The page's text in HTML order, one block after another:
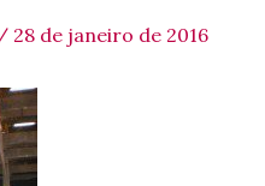
/ 28 de janeiro de 2016